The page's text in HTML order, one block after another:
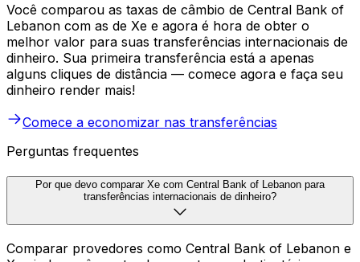
Você comparou as taxas de câmbio de Central Bank of
Lebanon com as de Xe e agora é hora de obter o
melhor valor para suas transferências internacionais de
dinheiro. Sua primeira transferência está a apenas
alguns cliques de distância — comece agora e faça seu
dinheiro render mais!
Comece a economizar nas transferências
Perguntas frequentes
Por que devo comparar Xe com Central Bank of Lebanon para
transferências internacionais de dinheiro?
Comparar provedores como Central Bank of Lebanon e